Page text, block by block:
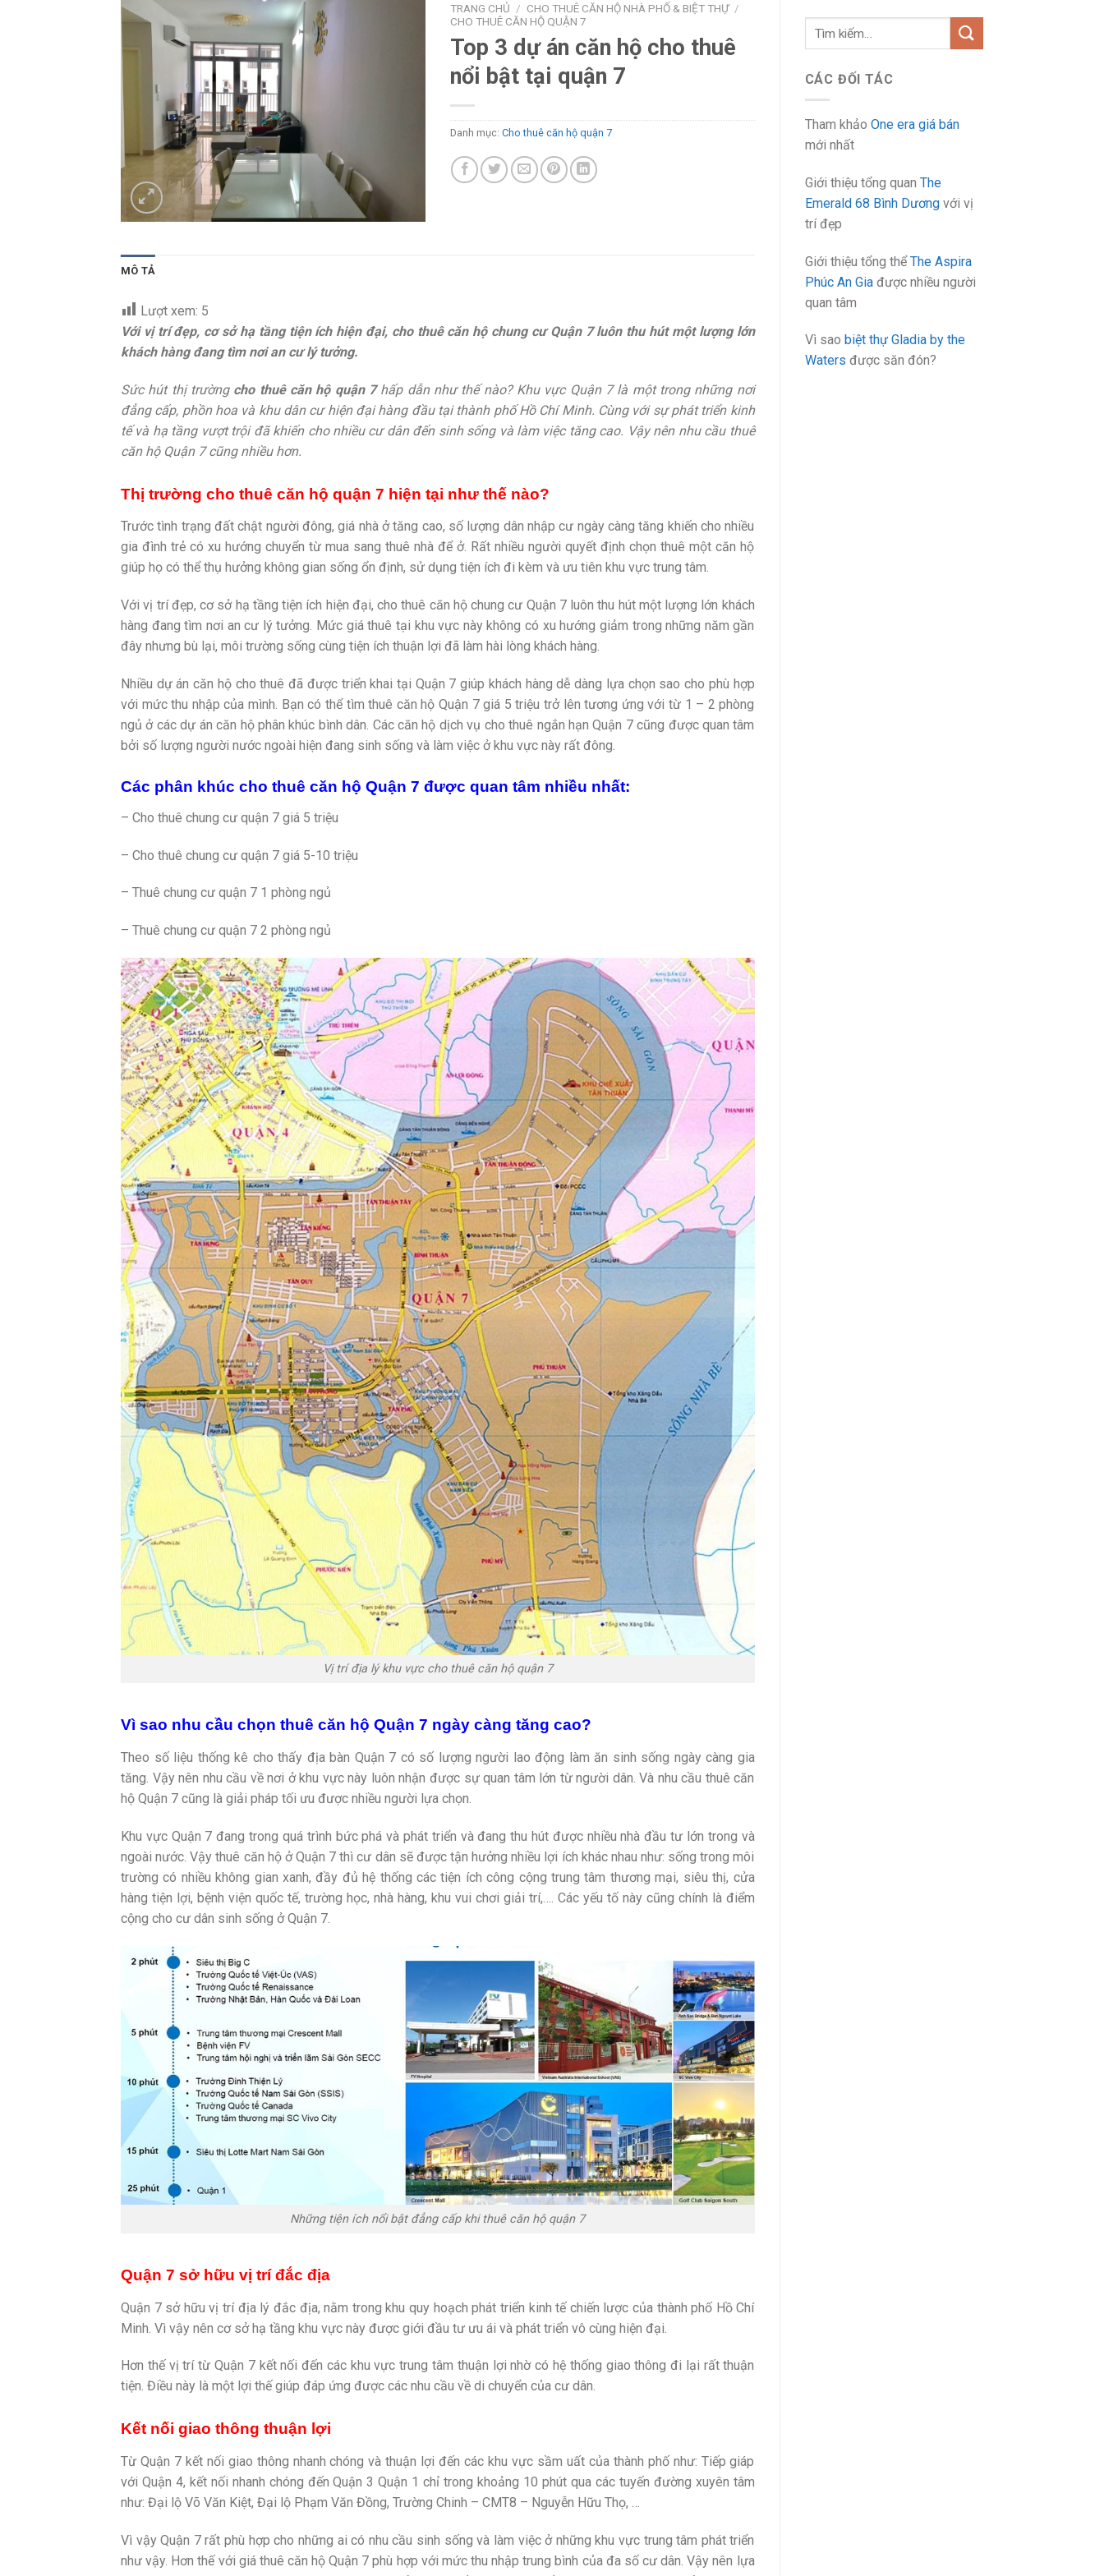
Tìm
kiếm:
CÁC ĐỐI TÁC
Tham khảo One era giá bán
mới nhất
Giới thiệu tổng quan The
Emerald 68 Bình Dươngvới vị
trí đẹp
Giới thiệu tổng thểThe Aspira
Phúc An Giađược nhiều người
quan tâm
Vì sao biệt thự Gladia by the
Waters được săn đón?
TRANG CHỦ / CHO THUÊ CĂN HỘ NHÀ PHỐ & BIỆT THỰ /
CHO THUÊ CĂN HỘ QUẬN 7
Top 3 dự án căn hộ cho thuê
nổi bật tại quận 7
Danh mục: Cho thuê căn hộ quận 7
MÔ TẢ
Lượt xem: 5
Với vị trí đẹp, cơ sở hạ tầng tiện ích hiện đại, cho thuê căn hộ chung cư Quận 7 luôn thu hút một lượng lớn
khách hàng đang tìm nơi an cư lý tưởng.
Sức hút thị trường cho thuê căn hộ quận 7hấp dẫn như thế nào? Khu vực Quận 7 là một trong những nơi
đẳng cấp, phồn hoa và khu dân cư hiện đại hàng đầu tại thành phố Hồ Chí Minh. Cùng với sự phát triển kinh
tế và hạ tầng vượt trội đã khiến cho nhiều cư dân đến sinh sống và làm việc tăng cao. Vậy nên nhu cầu thuê
căn hộ Quận 7 cũng nhiều hơn.
Thị trường cho thuê căn hộ quận 7 hiện tại như thế nào?
Trước tình trạng đất chật người đông, giá nhà ở tăng cao, số lượng dân nhập cư ngày càng tăng khiến cho nhiều
gia đình trẻ có xu hướng chuyển từ mua sang thuê nhà để ở. Rất nhiều người quyết định chọn thuê một căn hộ
giúp họ có thể thụ hưởng không gian sống ổn định, sử dụng tiện ích đi kèm và ưu tiên khu vực trung tâm.
Với vị trí đẹp, cơ sở hạ tầng tiện ích hiện đại, cho thuê căn hộ chung cư Quận 7 luôn thu hút một lượng lớn khách
hàng đang tìm nơi an cư lý tưởng. Mức giá thuê tại khu vực này không có xu hướng giảm trong những năm gần
đây nhưng bù lại, môi trường sống cùng tiện ích thuận lợi đã làm hài lòng khách hàng.
Nhiều dự án căn hộ cho thuê đã được triển khai tại Quận 7 giúp khách hàng dễ dàng lựa chọn sao cho phù hợp
với mức thu nhập của mình. Bạn có thể tìm thuê căn hộ Quận 7 giá 5 triệu trở lên tương ứng với từ 1 – 2 phòng
ngủ ở các dự án căn hộ phân khúc bình dân. Các căn hộ dịch vụ cho thuê ngắn hạn Quận 7 cũng được quan tâm
bởi số lượng người nước ngoài hiện đang sinh sống và làm việc ở khu vực này rất đông.
Các phân khúc cho thuê căn hộ Quận 7 được quan tâm nhiều nhất:
– Cho thuê chung cư quận 7 giá 5 triệu
– Cho thuê chung cư quận 7 giá 5-10 triệu
– Thuê chung cư quận 7 1 phòng ngủ
– Thuê chung cư quận 7 2 phòng ngủ
Vị trí địa lý khu vực cho thuê căn hộ quận 7
Vì sao nhu cầu chọn thuê căn hộ Quận 7 ngày càng tăng cao?
Theo số liệu thống kê cho thấy địa bàn Quận 7 có số lượng người lao động làm ăn sinh sống ngày càng gia
tăng. Vậy nên nhu cầu về nơi ở khu vực này luôn nhận được sự quan tâm lớn từ người dân. Và nhu cầu thuê căn
hộ Quận 7 cũng là giải pháp tối ưu được nhiều người lựa chọn.
Khu vực Quận 7 đang trong quá trình bức phá và phát triển và đang thu hút được nhiều nhà đầu tư lớn trong và
ngoài nước. Vậy thuê căn hộ ở Quận 7 thì cư dân sẽ được tận hưởng nhiều lợi ích khác nhau như: sống trong môi
trường có nhiều không gian xanh, đầy đủ hệ thống các tiện ích công cộng trung tâm thương mại, siêu thị, cửa
hàng tiện lợi, bệnh viện quốc tế, trường học, nhà hàng, khu vui chơi giải trí,…. Các yếu tố này cũng chính là điểm
cộng cho cư dân sinh sống ở Quận 7.
Những tiện ích nổi bật đẳng cấp khi thuê căn hộ quận 7
Quận 7 sở hữu vị trí đắc địa
Quận 7 sở hữu vị trí địa lý đắc địa, nằm trong khu quy hoạch phát triển kinh tế chiến lược của thành phố Hồ Chí
Minh. Vì vậy nên cơ sở hạ tầng khu vực này được giới đầu tư ưu ái và phát triển vô cùng hiện đại.
Hơn thế vị trí từ Quận 7 kết nối đến các khu vực trung tâm thuận lợi nhờ có hệ thống giao thông đi lại rất thuận
tiện. Điều này là một lợi thế giúp đáp ứng được các nhu cầu về di chuyển của cư dân.
Kết nối giao thông thuận lợi
Từ Quận 7 kết nối giao thông nhanh chóng và thuận lợi đến các khu vực sầm uất của thành phố như: Tiếp giáp
với Quận 4, kết nối nhanh chóng đến Quận 3 Quận 1 chỉ trong khoảng 10 phút qua các tuyến đường xuyên tâm
như: Đại lộ Võ Văn Kiệt, Đại lộ Phạm Văn Đồng, Trường Chinh – CMT8 – Nguyễn Hữu Thọ, …
Vì vậy Quận 7 rất phù hợp cho những ai có nhu cầu sinh sống và làm việc ở những khu vực trung tâm phát triển
như vậy. Hơn thế với giá thuê căn hộ Quận 7 phù hợp với mức thu nhập trung bình của đa số cư dân. Vậy nên lựa